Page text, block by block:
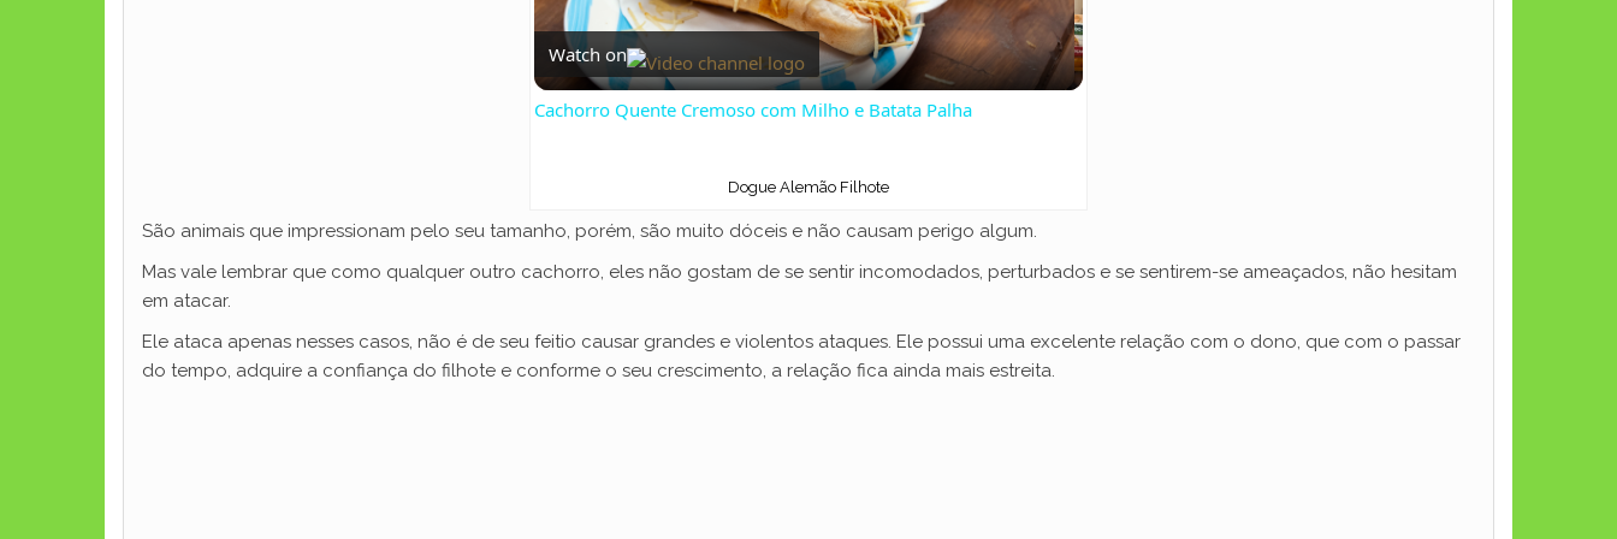
l
a
y
V
i
Watch on
Cachorro Quente Cremoso com Milho e Batata Palha
Dogue Alemão Filhote
São animais que impressionam pelo seu tamanho, porém, são muito dóceis e não causam perigo algum.
Mas vale lembrar que como qualquer outro cachorro, eles não gostam de se sentir incomodados, perturbados e se sentirem-se ameaçados, não hesitam
em atacar.
Ele ataca apenas nesses casos, não é de seu feitio causar grandes e violentos ataques. Ele possui uma excelente relação com o dono, que com o passar
do tempo, adquire a confiança do filhote e conforme o seu crescimento, a relação fica ainda mais estreita.